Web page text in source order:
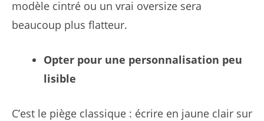
modèle cintré ou un vrai oversize sera
beaucoup plus flatteur.
Opter pour une personnalisation peu
lisible
C’est le piège classique : écrire en jaune clair sur